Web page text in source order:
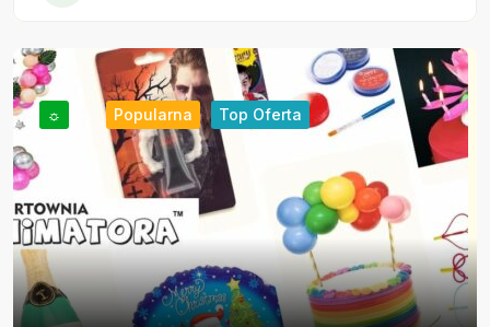
☼ Popularna Top Oferta